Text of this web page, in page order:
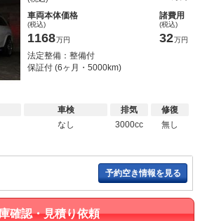
車両本体価格
(税込)
1168万円
諸費用
(税込)
32万円
法定整備：整備付
保証付 (6ヶ月・5000km)
車検
なし
排気
3000cc
修復
無し
予約空き情報を見る
確認・見積り依頼